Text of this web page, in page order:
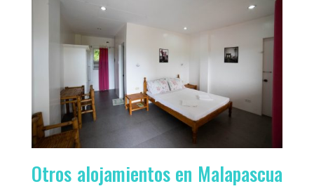
Otros alojamientos en Malapascua